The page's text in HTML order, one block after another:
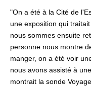
"On a été à la Cité de
une exposition qui
nous sommes ensuite
personne nous montre
manger, on a été voir
nous avons assisté à
montrait la sonde